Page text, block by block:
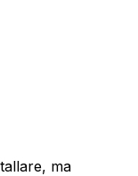
ma